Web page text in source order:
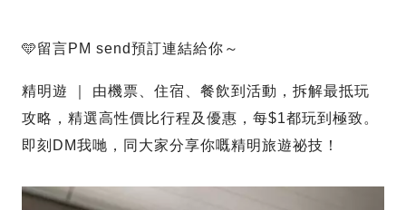
🩵留言PM send預訂連結給你～
精明遊 ｜ 由機票、住宿、餐飲到活動，拆解最抵玩
攻略，精選高性價比行程及優惠，每$1都玩到極致。
即刻DM我哋，同大家分享你嘅精明旅遊祕技！